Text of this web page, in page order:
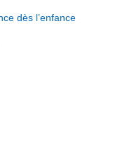
dès l’enfance